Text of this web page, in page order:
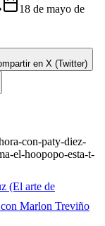
18 de mayo de
en X (Twitter)
con-paty-diez-
el-hoopopo-esta-t-
(El arte de
Marlon Treviño